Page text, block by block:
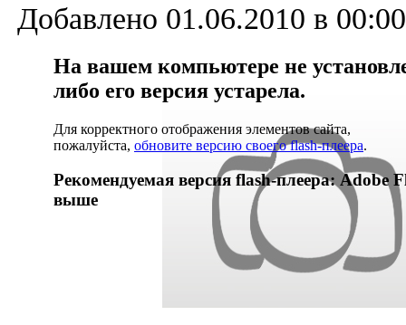
Добавлено 01.06.2010 в 00:00
На вашем компьютере не
либо его версия устарела.
Для корректного отображения элементов сайта,
пожалуйста, обновите версию своего flash-плеера.
Рекомендуемая версия flash-плеера: Adobe
выше